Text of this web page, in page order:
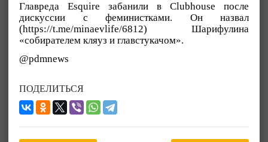
Главреда Esquire забанили в Clubhouse после
дискуссии с феминистками. Он назвал
(https://t.me/minaevlife/6812) Шарифулина
«собирателем кляуз и главстукачом».
@pdmnews
ПОДЕЛИТЬСЯ